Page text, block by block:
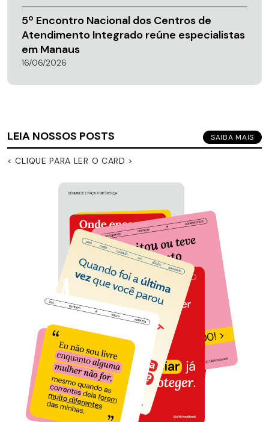
5º Encontro Nacional dos Centros de
Atendimento Integrado reúne especialistas
em Manaus
16/06/2026
LEIA NOSSOS POSTS SAIBA MAIS
< CLIQUE PARA LER O CARD >